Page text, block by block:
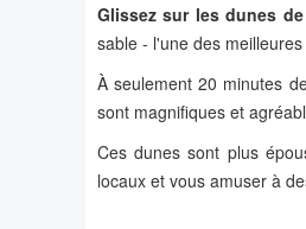
Glissez sur les dunes
sable - l'une des
À seulement 20 minutes
sont magnifiques et
Ces dunes sont plus
locaux et vous amuser à